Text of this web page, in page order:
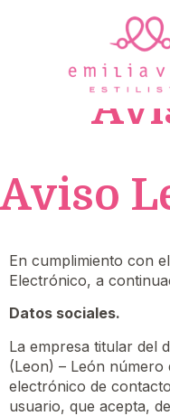
Aviso
En cumplimiento con
Electrónico, a
Datos sociales.
La empresa titular del
(Leon) – León número
electrónico de
usuario, que acepta,